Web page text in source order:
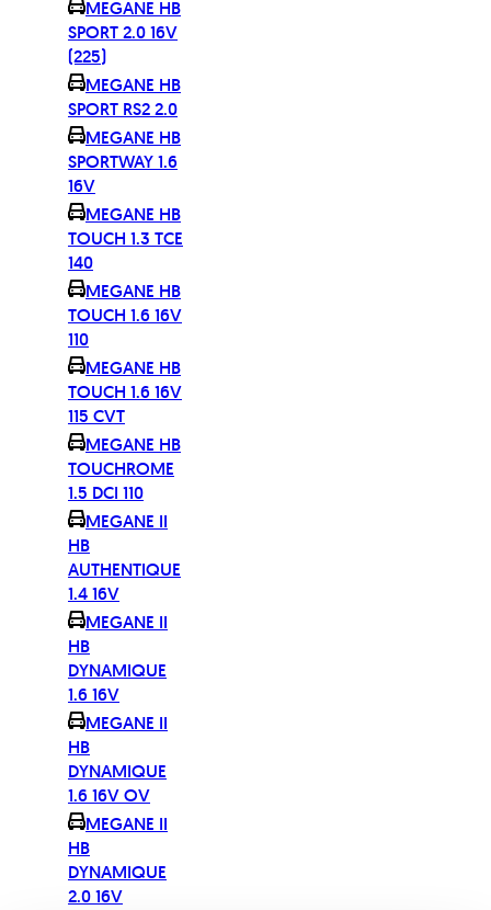
MEGANE HB
SPORT 2.0 16V
(225)
MEGANE HB
SPORT RS2 2.0
MEGANE HB
SPORTWAY 1.6
16V
MEGANE HB
TOUCH 1.3 TCE
140
MEGANE HB
TOUCH 1.6 16V
110
MEGANE HB
TOUCH 1.6 16V
115 CVT
MEGANE HB
TOUCHROME
1.5 DCI 110
MEGANE II
HB
AUTHENTIQUE
1.4 16V
MEGANE II
HB
DYNAMIQUE
1.6 16V
MEGANE II
HB
DYNAMIQUE
1.6 16V OV
MEGANE II
HB
DYNAMIQUE
2.0 16V